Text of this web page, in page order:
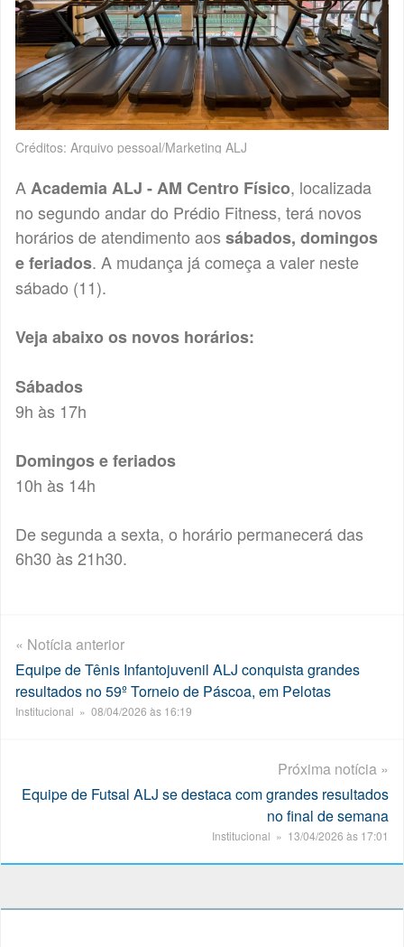
Créditos: Arquivo pessoal/Marketing ALJ
AAcademia ALJ - AM Centro Físico, localizada
no segundo andar do Prédio Fitness, terá novos
horários de atendimento aos sábados, domingos
e feriados. A mudança já começa a valer neste
sábado (11).
Veja abaixo os novos horários:
Sábados
9h às 17h
Domingos e feriados
10h às 14h
De segunda a sexta, o horário permanecerá das
6h30 às 21h30.
« Notícia anterior
Equipe de Tênis Infantojuvenil ALJ conquista grandes
resultados no 59º Torneio de Páscoa, em Pelotas
Institucional » 08/04/2026 às 16:19
Próxima notícia »
Equipe de Futsal ALJ se destaca com grandes resultados
no final de semana
Institucional » 13/04/2026 às 17:01